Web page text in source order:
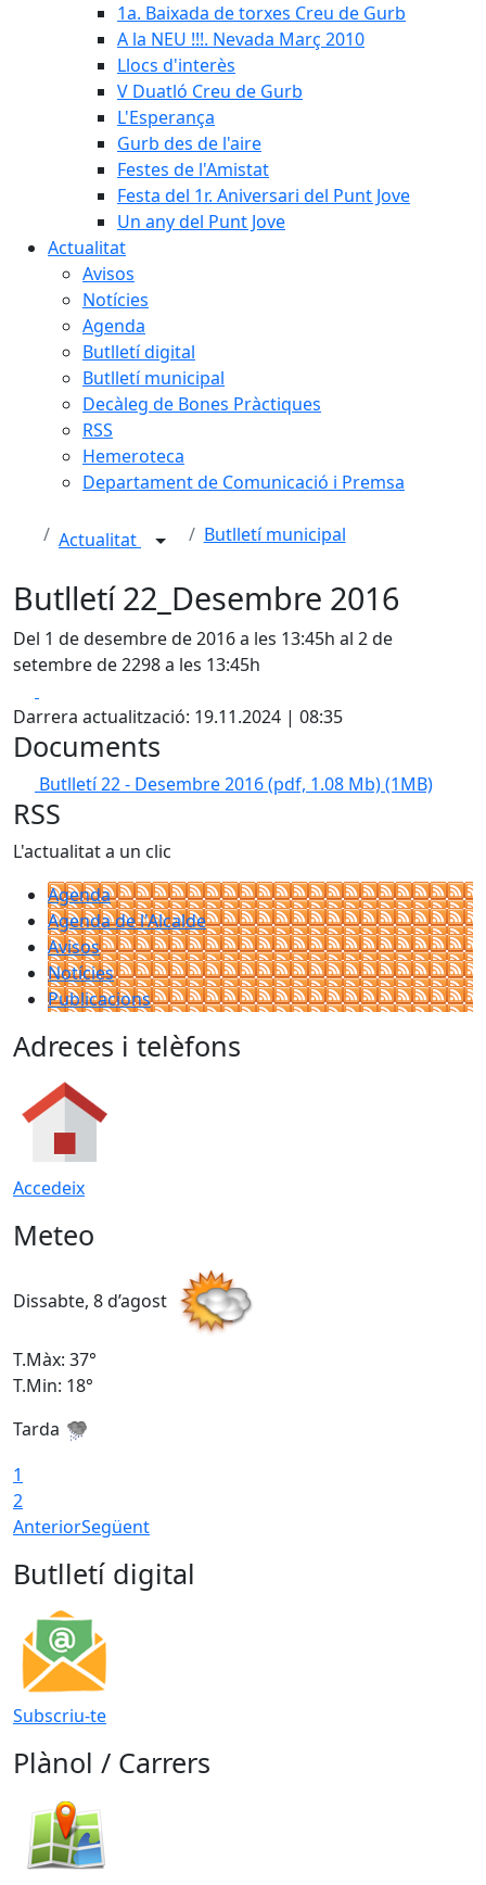
1a. Baixada de torxes Creu de Gurb
A la NEU !!!. Nevada Març 2010
Llocs d'interès
V Duatló Creu de Gurb
L'Esperança
Gurb des de l'aire
Festes de l'Amistat
Festa del 1r. Aniversari del Punt Jove
Un any del Punt Jove
Actualitat
Avisos
Notícies
Agenda
Butlletí digital
Butlletí municipal
Decàleg de Bones Pràctiques
RSS
Hemeroteca
Departament de Comunicació i Premsa
Actualitat Butlletí municipal
Butlletí 22_Desembre 2016
Del 1 de desembre de 2016 a les 13:45h al 2 de
setembre de 2298 a les 13:45h
Darrera actualització: 19.11.2024 | 08:35
Documents
Butlletí 22 - Desembre 2016 (pdf, 1.08 Mb)(1MB)
RSS
L'actualitat a un clic
Agenda
Agenda de l'Alcalde
Avisos
Notícies
Publicacions
Adreces i telèfons
Accedeix
Meteo
Dissabte, 8 d’agost
T.Màx: 37°
T.Min: 18°
Tarda
1
2
AnteriorSegüent
Butlletí digital
Subscriu-te
Plànol / Carrers